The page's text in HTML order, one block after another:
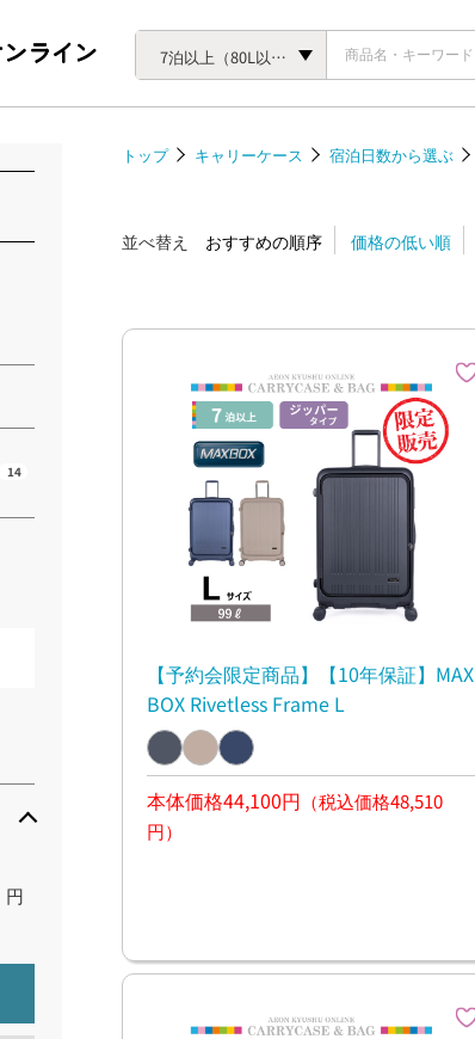
7泊以上（80L以上）
14
円
トップ キャリーケース 宿泊日数から選ぶ
並べ替え おすすめの順序 価格の低い順
【予約会限定商品】【10年保証】MAX
BOX Rivetless Frame L
本体価格44,100円 （税込価格48,510
円）